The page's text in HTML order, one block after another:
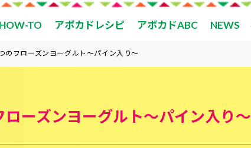
TO アボカドレシピ アボカドABC NEWS
のフローズンヨーグルト〜パイン入り〜
ーズンヨーグルト〜パイン入り〜